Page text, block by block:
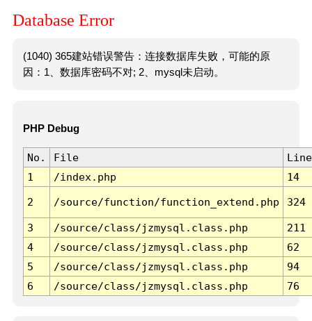
Database Error
(1040) 365建站错误警告：连接数据库失败，可能的原
因：1、数据库密码不对; 2、mysql未启动。
PHP Debug
No. File
Line
1
/index.php 14
2 /source/function/function_extend.php 324
3 /source/class/jzmysql.class.php
211
4
/source/class/jzmysql.class.php
62
5
/source/class/jzmysql.class.php
94
6
/source/class/jzmysql.class.php 76